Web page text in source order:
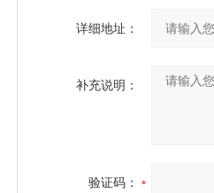
详细地址：
补充说明：
验证码：